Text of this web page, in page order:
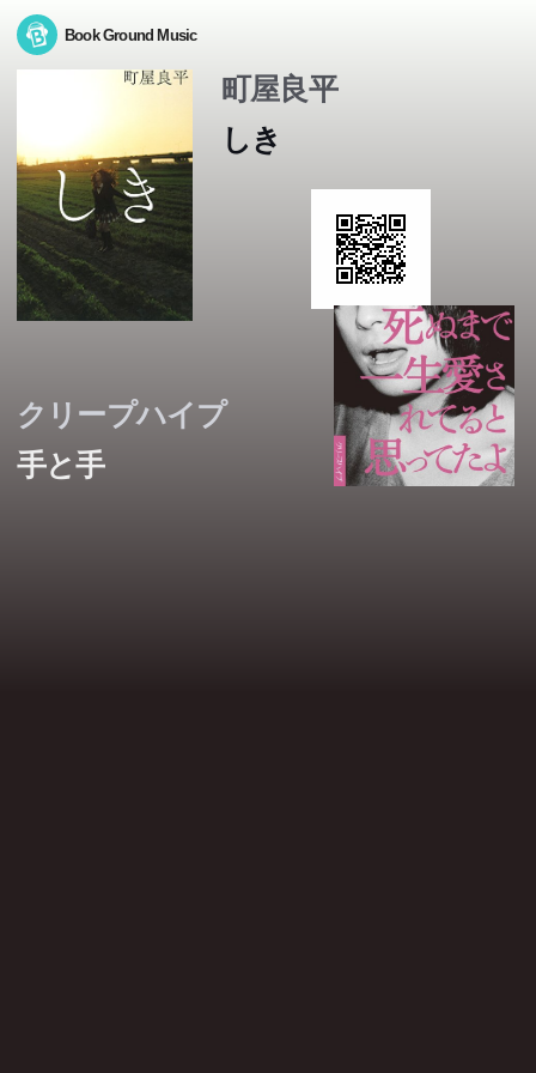
Book Ground Music
町屋良平
しき
クリープハイプ
手と手